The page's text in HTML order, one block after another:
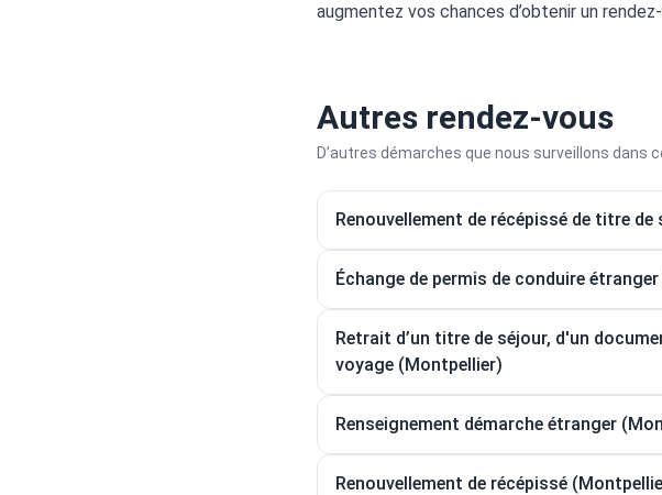
augmentez vos chances d’obtenir un
Autres rendez-vous
D’autres démarches que nous surveillons dans
Renouvellement de récépissé de titre
Échange de permis de conduire étranger
Retrait d’un titre de séjour, d'un
voyage (Montpellier)
Renseignement démarche étranger
Renouvellement de récépissé